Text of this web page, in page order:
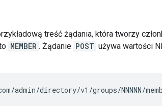
treść żądania, która tworzy
MEMBER . Żądanie POST używa wartości